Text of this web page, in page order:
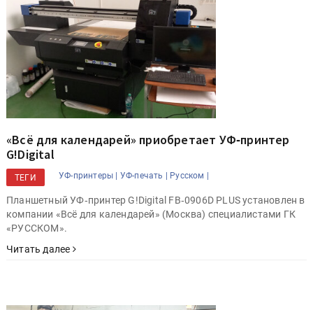
«Всё для календарей» приобретает УФ‑принтер
G!Digital
ТЕГИ УФ-принтеры | УФ-печать | Русском |
Планшетный УФ‑принтер G!Digital FB‑0906D PLUS установлен в
компании «Всё для календарей» (Москва) специалистами ГК
«РУССКОМ».
Читать далее